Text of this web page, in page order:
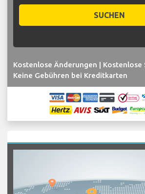
SUCHEN
Kostenlose Änderungen |
Keine Gebühren bei Kreditkarten